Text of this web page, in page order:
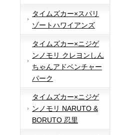
タイムズカー×スパリ
ゾートハワイアンズ
タイムズカー×ニジゲ
ンノモリ クレヨンしん
ちゃんアドベンチャー
パーク
タイムズカー×ニジゲ
ンノモリ NARUTO &
BORUTO 忍里